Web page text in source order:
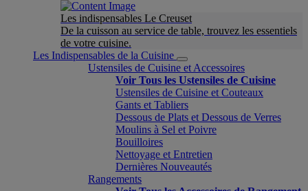
Les indispensables Le Creuset
De la cuisson au service de table, trouvez les essentiels
de votre cuisine.
Les Indispensables de la Cuisine
Ustensiles de Cuisine et Accessoires
Voir Tous les Ustensiles de Cuisine
Ustensiles de Cuisine et Couteaux
Gants et Tabliers
Dessous de Plats et Dessous de Verres
Moulins à Sel et Poivre
Bouilloires
Nettoyage et Entretien
Dernières Nouveautés
Rangements